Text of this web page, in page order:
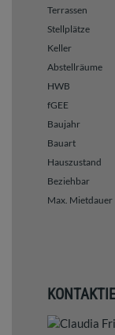
Terrassen
Stellplätze
Keller
Abstellräume
HWB
fGEE
Baujahr
Bauart
Hauszustand
Beziehbar
Max. Mietdauer